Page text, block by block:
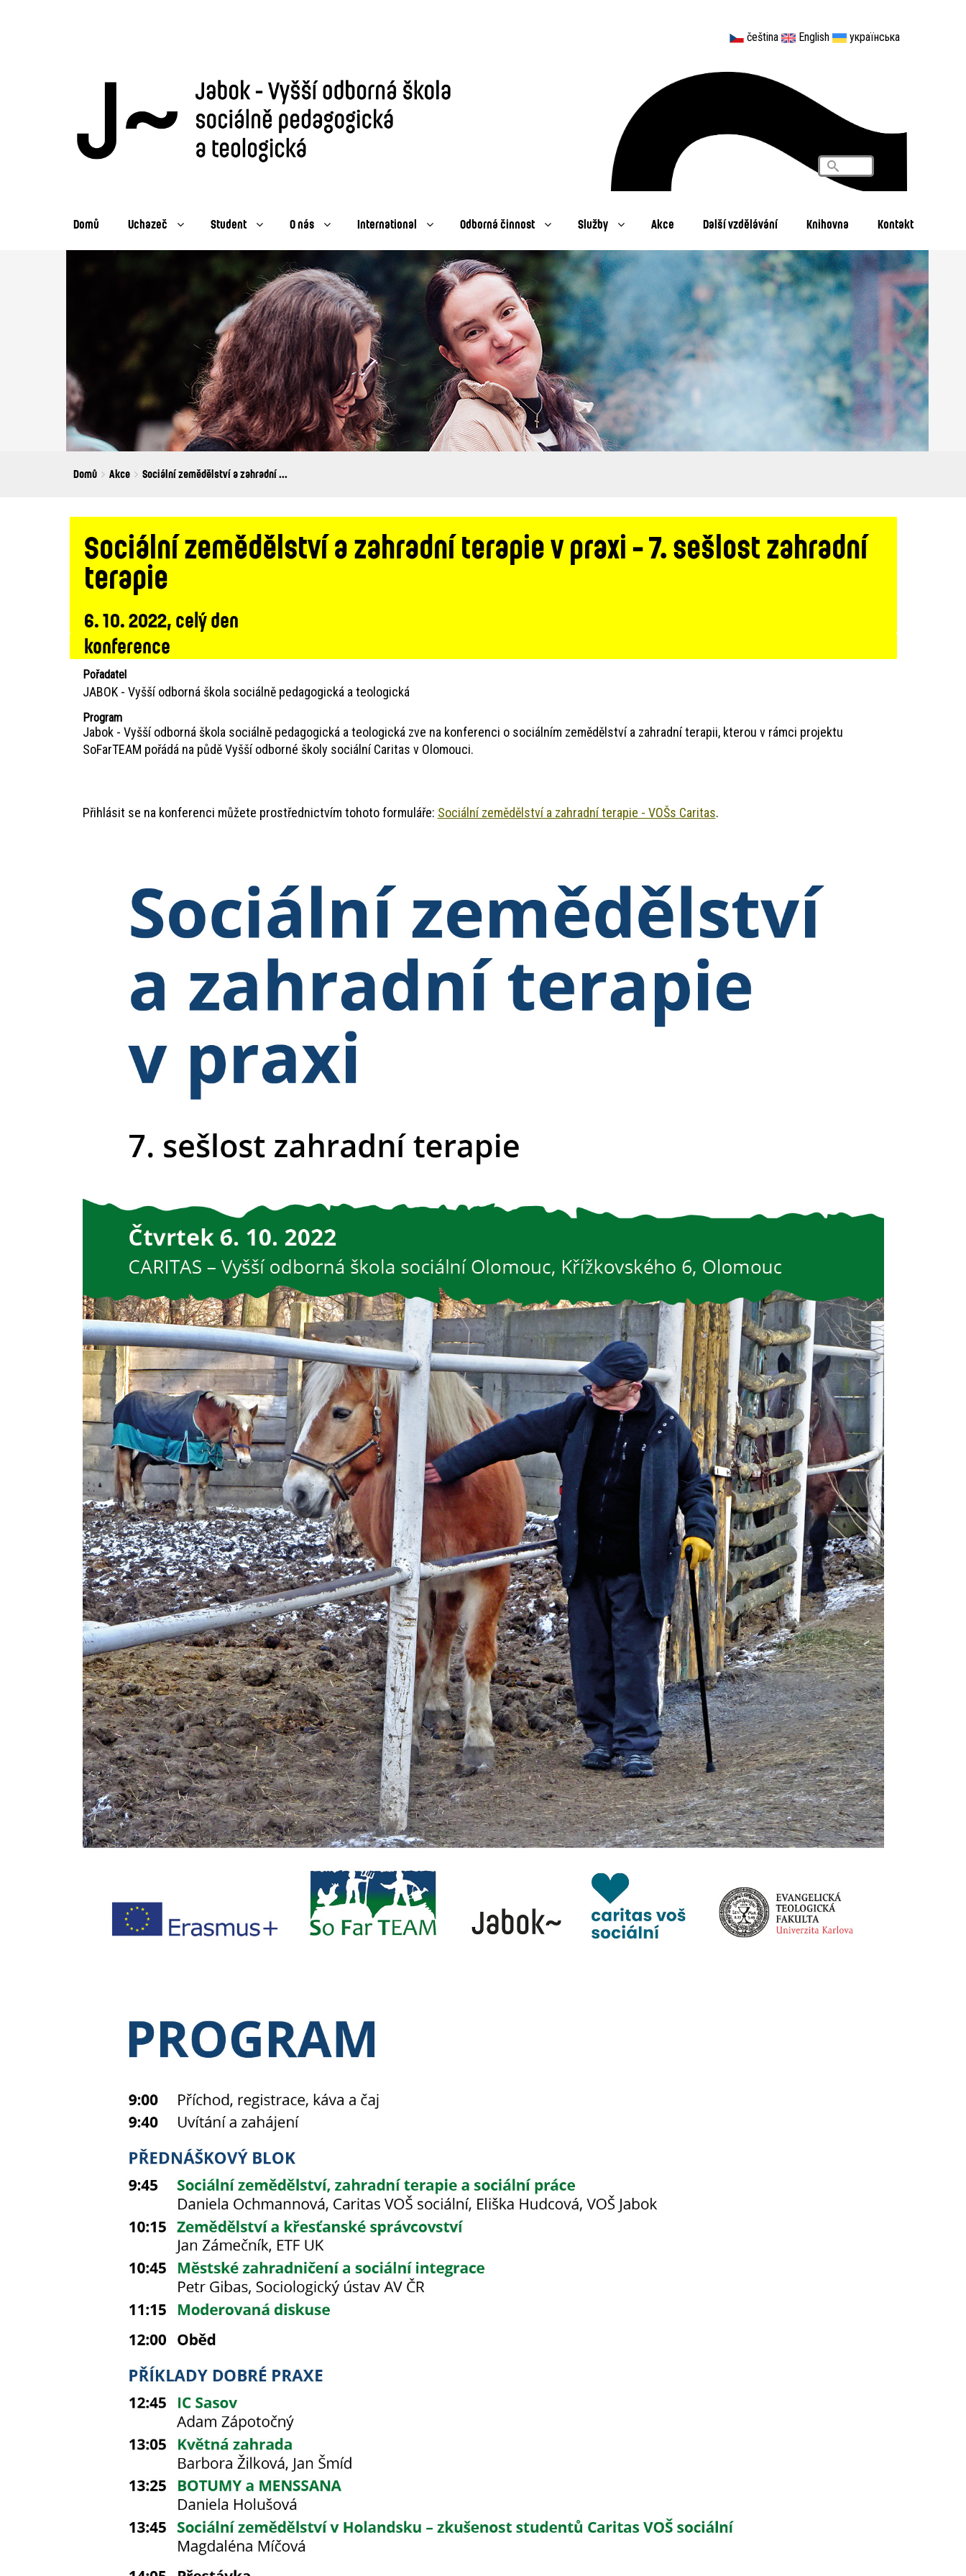
čeština English українська
Vyhledávání
Search
Domů Uchazeč Student O nás International Odborná činnost Služby Akce Další vzdělávání Knihovna Kontakt
Breadcrumbs
You
Domů Akce Sociální zemědělství a zahradní ...
Sociální zemědělství a zahradní terapie v praxi - 7. sešlost zahradní
terapie
6. 10. 2022, celý den
konference
Pořadatel
JABOK - Vyšší odborná škola sociálně pedagogická a teologická
Program
Jabok - Vyšší odborná škola sociálně pedagogická a teologická zve na konferenci o sociálním zemědělství a zahradní terapii, kterou v rámci projektu
SoFarTEAM pořádá na půdě Vyšší odborné školy sociální Caritas v Olomouci.
Přihlásit se na konferenci můžete prostřednictvím tohoto formuláře: Sociální zemědělství a zahradní terapie - VOŠs Caritas.